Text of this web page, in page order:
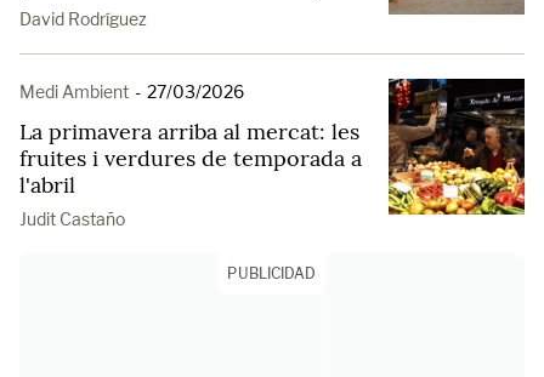
David Rodríguez
Medi Ambient - 27/03/2026
La primavera arriba al mercat: les
fruites i verdures de temporada a
l'abril
Judit Castaño
PUBLICIDAD